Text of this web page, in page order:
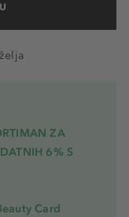
ZA
6% S
Card